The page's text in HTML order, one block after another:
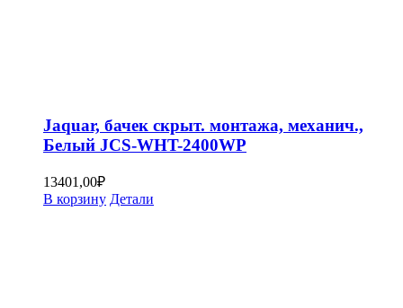
Jaquar, бачек скрыт. монтажа, механич.,
Белый JCS-WHT-2400WP
13401,00₽
В корзину Детали